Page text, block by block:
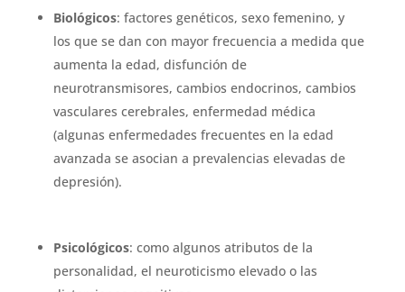
Biológicos: factores genéticos, sexo femenino, y
los que se dan con mayor frecuencia a medida que
aumenta la edad, disfunción de
neurotransmisores, cambios endocrinos, cambios
vasculares cerebrales, enfermedad médica
(algunas enfermedades frecuentes en la edad
avanzada se asocian a prevalencias elevadas de
depresión).
Psicológicos: como algunos atributos de la
personalidad, el neuroticismo elevado o las